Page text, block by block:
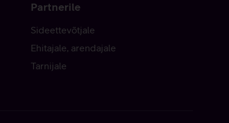
Partnerile
Sideettevõtjale
Ehitajale, arendajale
Tarnijale